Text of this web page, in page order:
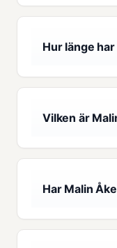
Hur länge
Vilken är
Har Malin